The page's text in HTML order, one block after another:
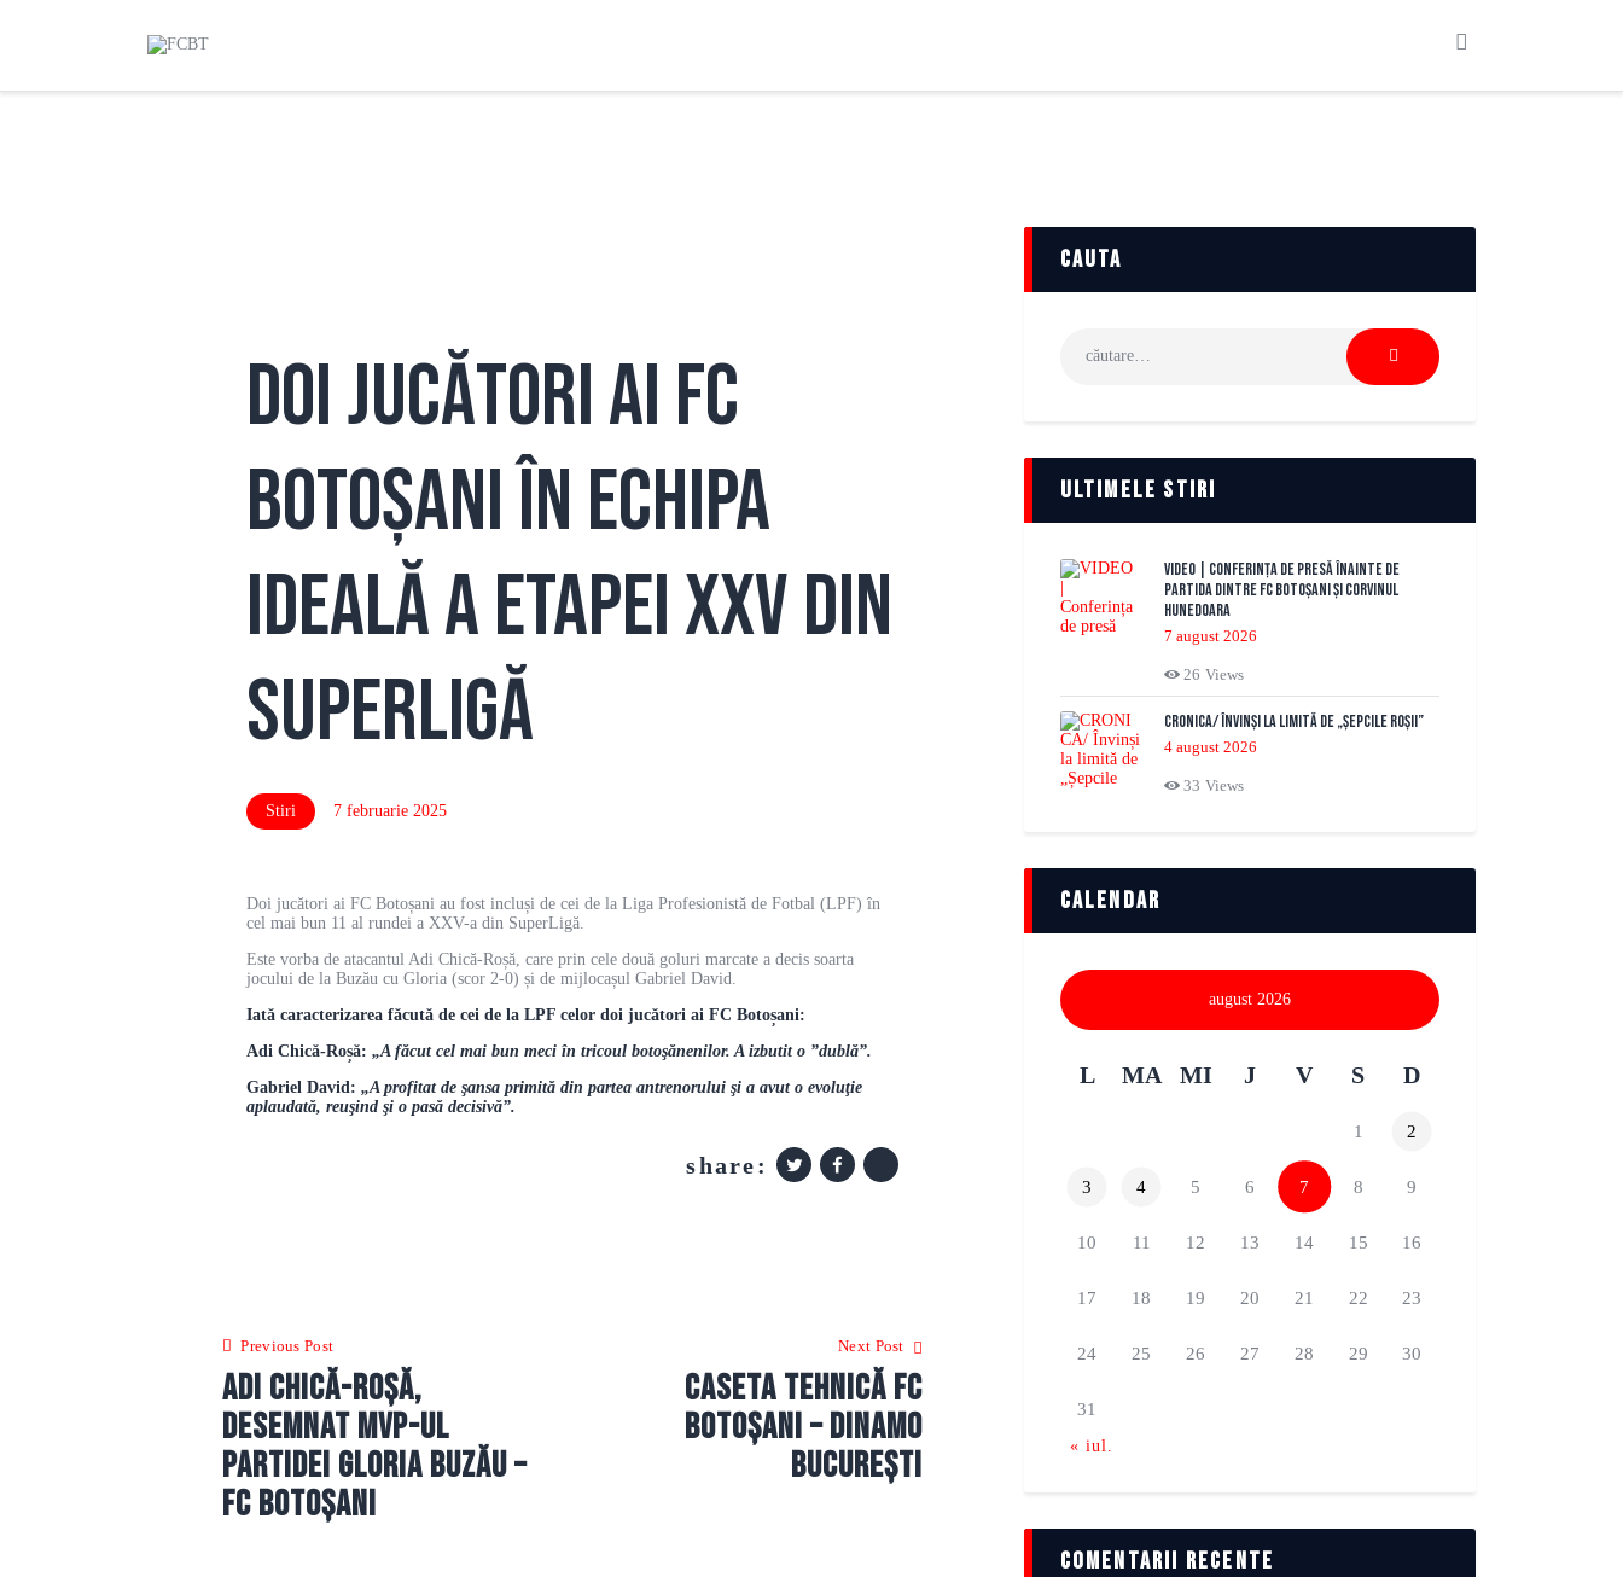
Doi jucători ai FC
Botoșani în echipa
ideală a etapei XXV din
SuperLigă
Stiri 7 februarie 2025
Doi jucători ai FC Botoșani au fost incluși de cei de la Liga Profesionistă de Fotbal (LPF) în
cel mai bun 11 al rundei a XXV-a din SuperLigă.
Este vorba de atacantul Adi Chică-Roșă, care prin cele două goluri marcate a decis soarta
jocului de la Buzău cu Gloria (scor 2-0) și de mijlocașul Gabriel David.
Iată caracterizarea făcută de cei de la LPF celor doi jucători ai FC Botoșani:
Adi Chică-Roșă: „A făcut cel mai bun meci în tricoul botoşănenilor. A izbutit o ”dublă”.
Gabriel David: „A profitat de şansa primită din partea antrenorului şi a avut o evoluţie
aplaudată, reuşind şi o pasă decisivă”.
share:
articole
Previous Post
Adi Chică-Roșă,
desemnat MVP-ul
partidei Gloria Buzău –
FC Botoșani
Next Post
Caseta tehnică FC
Botoșani – Dinamo
București
cauta
după:
Ultimele stiri
VIDEO | Conferința de presă înainte de
partida dintre FC Botoșani și Corvinul
Hunedoara
7 august 2026
26 Views
CRONICA/ Învinși la limită de „Șepcile Roșii”
4 august 2026
33 Views
Calendar
august 2026
L MA MI J V S D
1 2
3 4 5 6 7 8 9
10 11 12 13 14 15 16
17 18 19 20 21 22 23
24 25 26 27 28 29 30
31
« iul.
comentarii recente